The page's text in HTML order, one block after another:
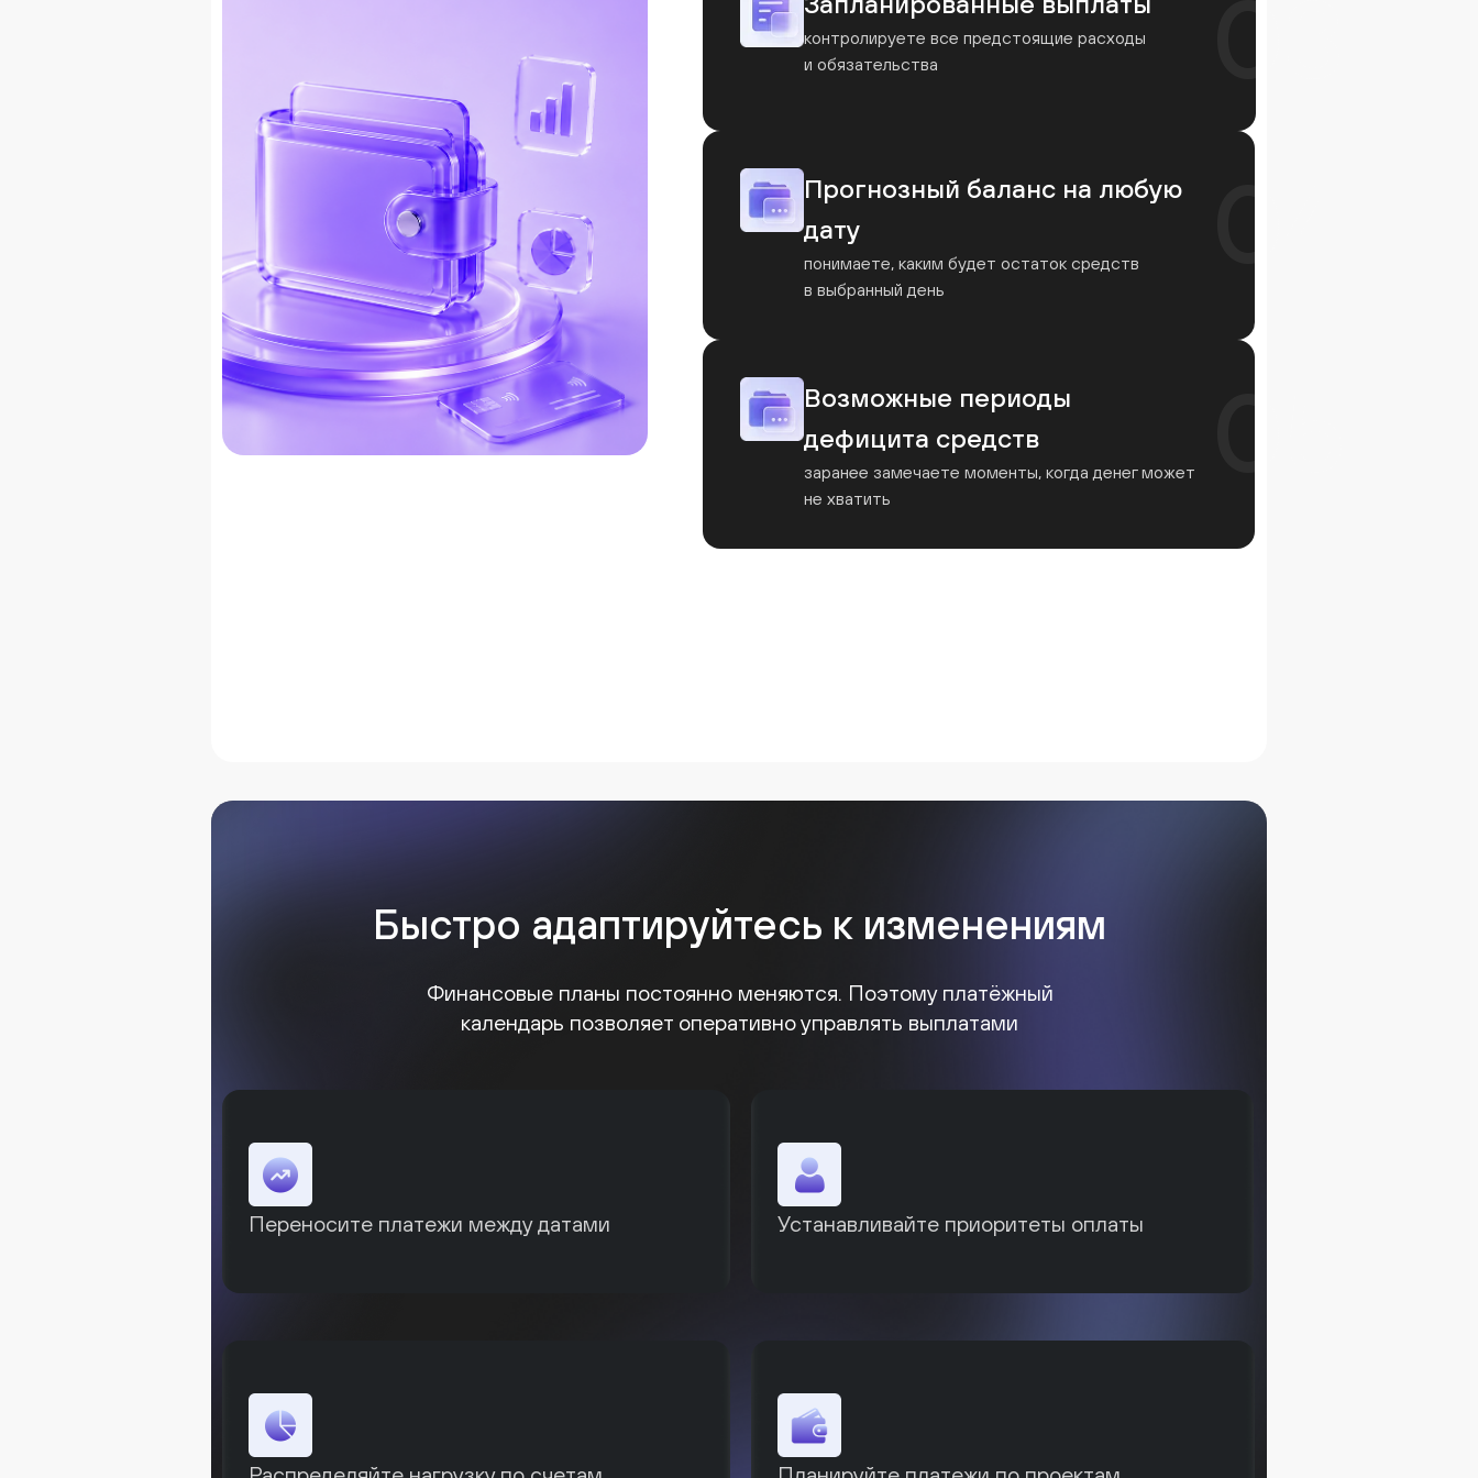
контролируете все предстоящие расходы
и обязательства
Прогнозный баланс на любую
дату
понимаете, каким будет остаток средств
в выбранный день
Возможные периоды
дефицита средств
заранее замечаете моменты, когда денег может
не хватить
Быстро адаптируйтесь к изменениям
Переносите платежи между датами Устанавливайте приоритеты оплаты
Финансовые планы постоянно меняются. Поэтому платёжный
календарь позволяет оперативно управлять выплатами
Используете ли вы 1С для учета в вашем бизнесе?
Нажимая на кнопку, я соглашаюсь
политикой конфиденциальности